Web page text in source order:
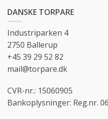
DANSKE TORPARE
Industriparken 4
2750 Ballerup
+45 39 29 52 82
mail@torpare.dk
CVR-nr.: 15060905
Bankoplysninger: Reg.nr.